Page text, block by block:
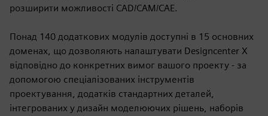
розширити можливості CAD/CAM/CAE.
Понад 140 додаткових модулів доступні в 15 основних
доменах, що дозволяють налаштувати Designcenter X
відповідно до конкретних вимог вашого проекту - за
допомогою спеціалізованих інструментів
проектування, додатків стандартних деталей,
інтегрованих у дизайн моделюючих рішень, наборів